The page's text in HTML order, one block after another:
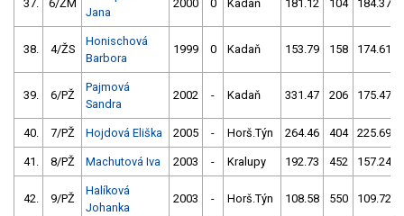
37. 6/ŽM
Jana
2000 0 Kadaň 181.12 104 184.37
38. 4/ŽS
Honischová
Barbora
1999 0 Kadaň 153.79 158 174.61
39. 6/PŽ
Pajmová
Sandra
2002 - Kadaň 331.47 206 175.47
40. 7/PŽ Hojdová Eliška 2005 - Horš.Týn 264.46 404 225.69
41. 8/PŽ Machutová Iva 2003 - Kralupy 192.73 452 157.24
42. 9/PŽ
Halíková
Johanka
2003 - Horš.Týn 108.58 550 109.72